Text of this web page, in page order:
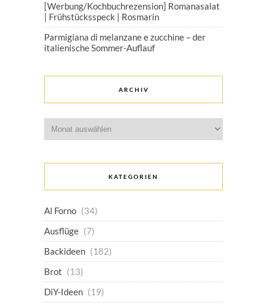
[Werbung/Kochbuchrezension] Romanasalat
| Frühstücksspeck | Rosmarin
Parmigiana di melanzane e zucchine – der
italienische Sommer-Auflauf
ARCHIV
KATEGORIEN
Al Forno (34)
Ausflüge (7)
Backideen (182)
Brot (13)
DiY-Ideen (19)